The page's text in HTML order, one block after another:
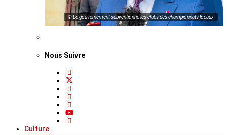
© Le gouvernement subventionne les clubs des championnats locaux
Nous Suivre
Culture